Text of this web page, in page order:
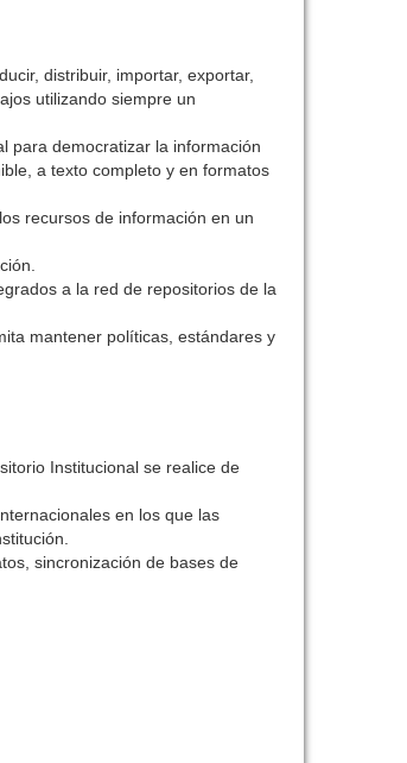
distribuir, importar, exportar,
utilizando siempre un
para democratizar la información
a texto completo y en formatos
recursos de información en un
a la red de repositorios de la
mantener políticas, estándares y
Institucional se realice de
en los que las
sincronización de bases de